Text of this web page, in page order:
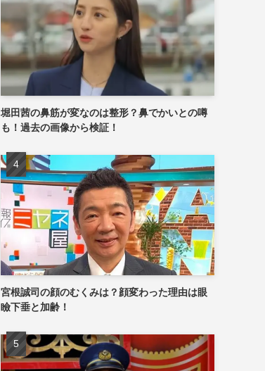
堀田茜の鼻筋が変なのは整形？鼻でかいとの噂
も！過去の画像から検証！
宮根誠司の顔のむくみは？顔変わった理由は眼
瞼下垂と加齢！